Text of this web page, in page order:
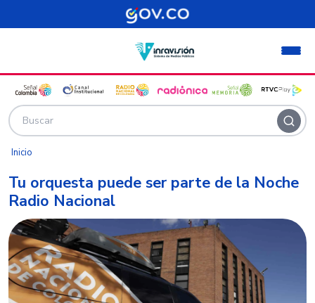
Pasar al contenido principal
Inicio
Tu orquesta puede ser parte de la Noche
Radio Nacional